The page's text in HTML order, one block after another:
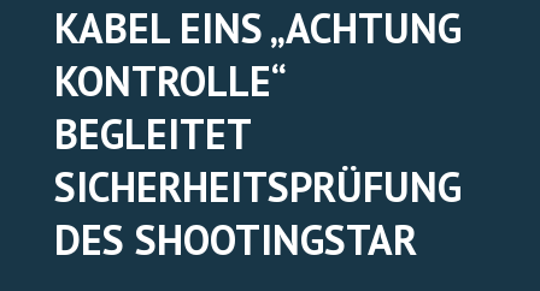
TICKETS ONLINE
KABEL EINS „ACHTUNG
KONTROLLE“
BEGLEITET
SICHERHEITSPRÜFUNG
DES SHOOTINGSTAR